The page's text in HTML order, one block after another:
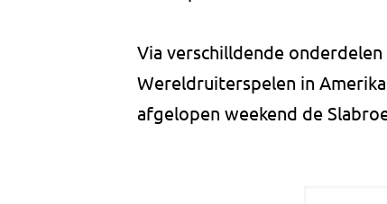
Via verschilldende
Wereldruiterspelen in
afgelopen weekend de